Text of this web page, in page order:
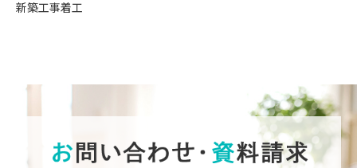
新築工事着工